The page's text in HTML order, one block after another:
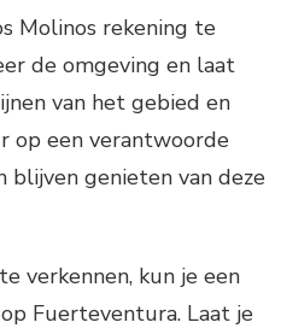
Molinos rekening te
de omgeving en laat
van het gebied en
op een verantwoorde
blijven genieten van deze
verkennen, kun je een
Fuerteventura. Laat je